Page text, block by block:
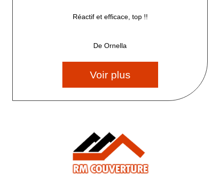
Réactif et efficace, top !!
De Ornella
Voir plus